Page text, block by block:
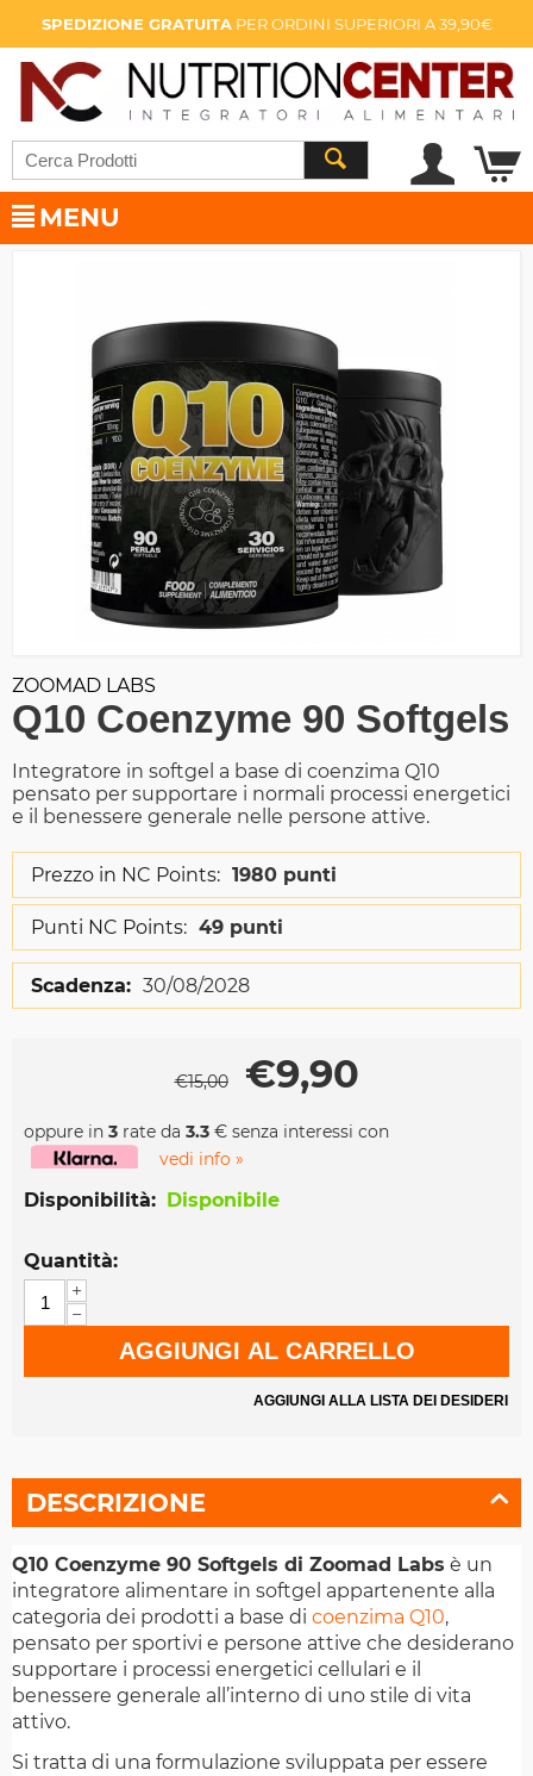
SPEDIZIONE GRATUITAPER ORDINI SUPERIORI A 39,90€
MENU
ZOOMAD LABS
Q10 Coenzyme 90 Softgels
Integratore in softgel a base di coenzima Q10
pensato per supportare i normali processi energetici
e il benessere generale nelle persone attive.
Prezzo in NC Points: 1980 punti
Punti NC Points: 49 punti
Scadenza: 30/08/2028
€15,00 €9,90
oppure in 3 rate da 3.3 € senza interessi con
vedi info »
Disponibilità: Disponibile
Quantità:
+
−
AGGIUNGI AL CARRELLO
AGGIUNGI ALLA LISTA DEI DESIDERI
DESCRIZIONE
Q10 Coenzyme 90 Softgels di Zoomad Labs è un
integratore alimentare in softgel appartenente alla
categoria dei prodotti a base di coenzima Q10,
pensato per sportivi e persone attive che desiderano
supportare i processi energetici cellulari e il
benessere generale all’interno di uno stile di vita
attivo.
Si tratta di una formulazione sviluppata per essere